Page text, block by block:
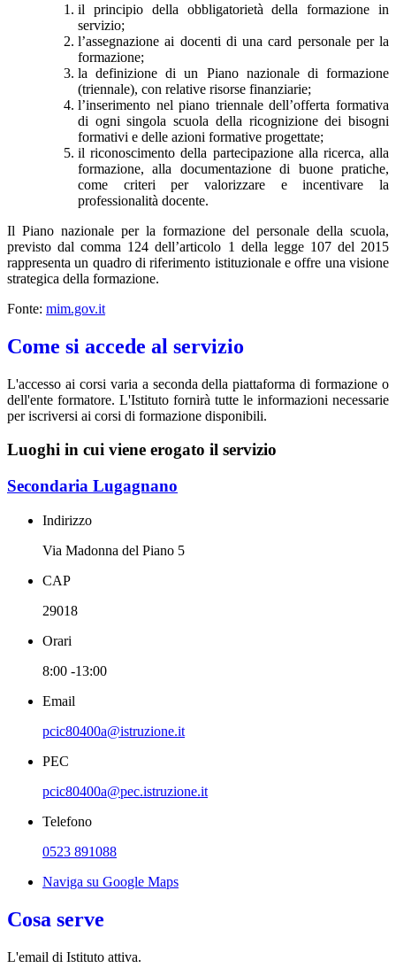
il principio della obbligatorietà della formazione in
servizio;
l’assegnazione ai docenti di una card personale per la
formazione;
la definizione di un Piano nazionale di formazione
(triennale), con relative risorse finanziarie;
l’inserimento nel piano triennale dell’offerta formativa
di ogni singola scuola della ricognizione dei bisogni
formativi e delle azioni formative progettate;
il riconoscimento della partecipazione alla ricerca, alla
formazione, alla documentazione di buone pratiche,
come criteri per valorizzare e incentivare la
professionalità docente.
Il Piano nazionale per la formazione del personale della scuola,
previsto dal comma 124 dell’articolo 1 della legge 107 del 2015
rappresenta un quadro di riferimento istituzionale e offre una visione
strategica della formazione.
Fonte: mim.gov.it
Come si accede al servizio
L'accesso ai corsi varia a seconda della piattaforma di formazione o
dell'ente formatore. L'Istituto fornirà tutte le informazioni necessarie
per iscriversi ai corsi di formazione disponibili.
Luoghi in cui viene erogato il servizio
Secondaria Lugagnano
Indirizzo
Via Madonna del Piano 5
CAP
29018
Orari
8:00 -13:00
Email
pcic80400a@istruzione.it
PEC
pcic80400a@pec.istruzione.it
Telefono
0523 891088
Naviga su Google Maps
Cosa serve
L'email di Istituto attiva.